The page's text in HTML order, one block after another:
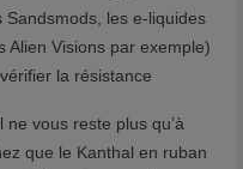
les e-liquides
Alien Visions par exemple)
la résistance
vous reste plus qu’à
que le Kanthal en ruban